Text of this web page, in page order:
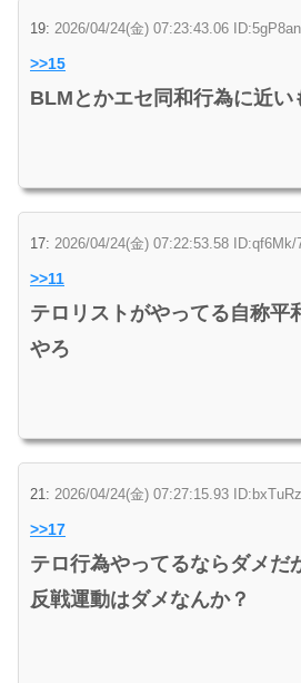
19: 2026/04/24(金) 07:23:43.06
>>15
BLMとかエセ同和行為に近い
17: 2026/04/24(金) 07:22:53.58 ID:qf6Mk/
>>11
テロリストがやってる自称平
やろ
21: 2026/04/24(金) 07:27:15.93
>>17
テロ行為やってるならダメだ
反戦運動はダメなんか？